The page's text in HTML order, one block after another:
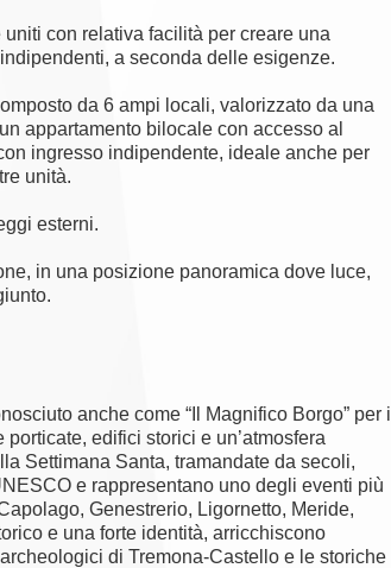
con relativa facilità per creare una
a seconda delle esigenze.
da 6 ampi locali, valorizzato da una
appartamento bilocale con accesso al
ingresso indipendente, ideale anche per
unità.
esterni.
in una posizione panoramica dove luce,
anche come “Il Magnifico Borgo” per il
edifici storici e un’atmosfera
Settimana Santa, tramandate da secoli,
e rappresentano uno degli eventi più
Genestrerio, Ligornetto, Meride,
e una forte identità, arricchiscono
di Tremona-Castello e le storiche